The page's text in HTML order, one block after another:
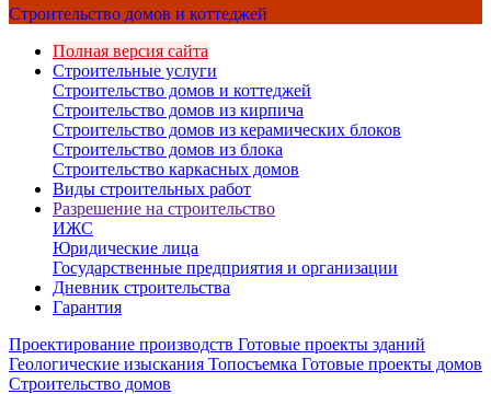
Строительство домов и коттеджей
Полная версия сайта
Строительные услуги
Строительство домов и коттеджей
Строительство домов из кирпича
Строительство домов из керамических блоков
Строительство домов из блока
Строительство каркасных домов
Виды строительных работ
Разрешение на строительство
ИЖС
Юридические лица
Государственные предприятия и организации
Дневник строительства
Гарантия
Проектирование производств Готовые проекты зданий
Геологические изыскания Топосъемка Готовые проекты домов
Строительство домов